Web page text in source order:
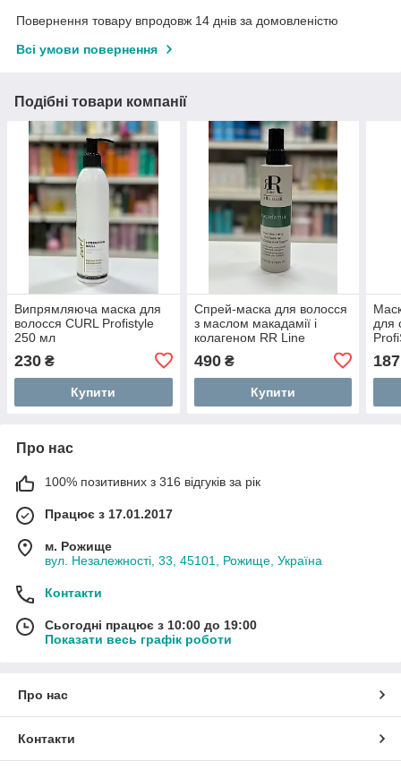
Повернення товару впродовж 14 днів за домовленістю
Всі умови повернення
Подібні товари компанії
Випрямляюча маска для
волосся CURL Profistyle
250 мл
230 ₴
Купити
Спрей-маска для волосся
з маслом макадамії і
колагеном RR Line
490₴
Купити
для
187
Про нас
100% позитивних з 316 відгуків за рік
Працює з 17.01.2017
м. Рожище
вул. Незалежності, 33, 45101, Рожище, Україна
Контакти
Сьогодні працює з 10:00 до 19:00
Показати весь графік роботи
Про нас
Контакти